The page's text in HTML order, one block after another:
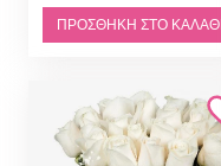
ΠΡΟΣΘΉΚΗ ΣΤΟ ΚΑΛΆΘΙ